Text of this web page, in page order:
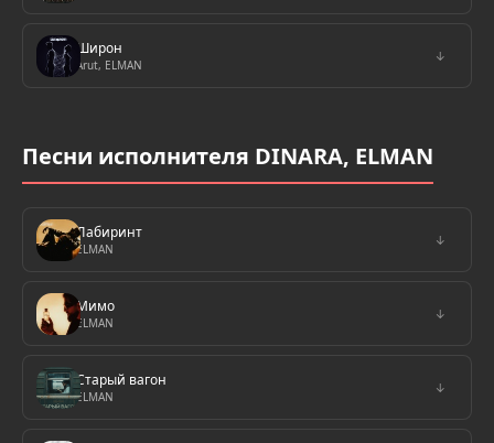
Широн
Arut, ELMAN
↓
Песни исполнителя DINARA, ELMAN
Лабиринт
ELMAN
↓
Мимо
ELMAN
↓
Старый вагон
ELMAN
↓